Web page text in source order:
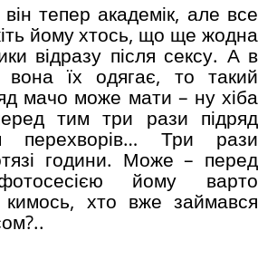
тепер академік, але все
йому хтось, що ще жодна
відразу після сексу. А в
їх одягає, то такий
мачо може мати – ну хіба
тим три рази підряд
перехворів… Три рази
години. Може – перед
йому варто
хто вже займався